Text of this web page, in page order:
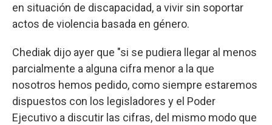
en situación de discapacidad, a vivir sin soportar
actos de violencia basada en género.
Chediak dijo ayer que "si se pudiera llegar al menos
parcialmente a alguna cifra menor a la que
nosotros hemos pedido, como siempre estaremos
dispuestos con los legisladores y el Poder
Ejecutivo a discutir las cifras, del mismo modo que